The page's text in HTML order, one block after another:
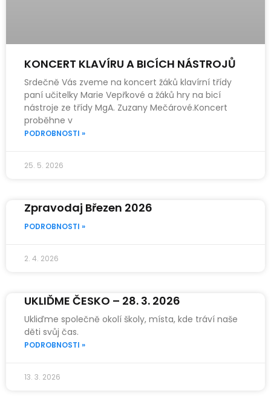
KONCERT KLAVÍRU A BICÍCH NÁSTROJŮ
Srdečně Vás zveme na koncert žáků klavírní třídy
paní učitelky Marie Vepřkové a žáků hry na bicí
nástroje ze třídy MgA. Zuzany Mečárové.Koncert
proběhne v
PODROBNOSTI »
25. 5. 2026
Zpravodaj Březen 2026
PODROBNOSTI »
2. 4. 2026
UKLIĎME ČESKO – 28. 3. 2026
Ukliďme společně okolí školy, místa, kde tráví naše
děti svůj čas.
PODROBNOSTI »
13. 3. 2026